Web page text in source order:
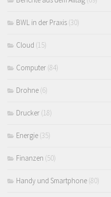
BWL in der Praxis (30)
Cloud (15)
Computer (84)
Drohne (6)
Drucker (18)
Energie (35)
Finanzen (50)
Handy und Smartphone (80)